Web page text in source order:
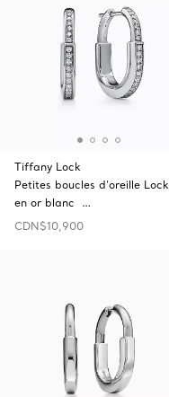
Tiffany Lock
Petites boucles d’oreille Lock
en or blanc …
CDN$10,900